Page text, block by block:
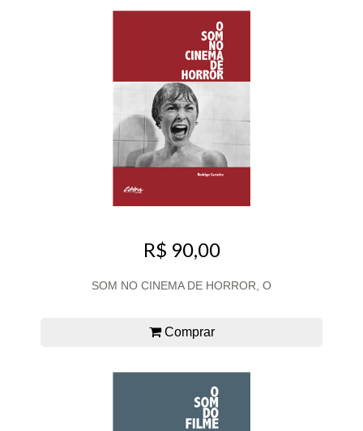
R$ 90,00
SOM NO CINEMA DE HORROR, O
Comprar